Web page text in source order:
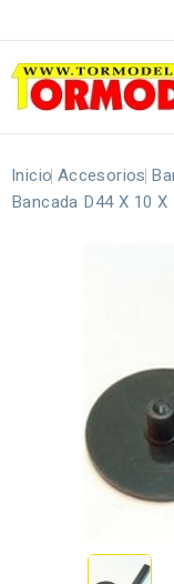
Inicio Accesorios
Bancada D44 X 10